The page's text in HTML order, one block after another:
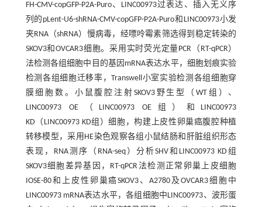
FH-CMV-copGFP-P2A-Puro、LINC00973过表达、插入无义序
列的pLent-U6-shRNA-CMV-copGFP-P2A-Puro和LINC00973小发
夹RNA（shRNA）慢病毒，经嘌呤霉素筛选得到稳定转染的
SKOV3和OVCAR3细胞。采用实时荧光定量PCR（RT-qPCR）
法检测各组细胞中目的基因mRNA表达水平，细胞划痕实验
检测各组细胞迁移率，Transwell小室实验检测各组细胞穿
膜细胞数。小鼠腹腔注射SKOV3野生型（WT组）、
LINC00973 OE（LINC00973 OE组）和LINC00973
KD（LINC00973 KD组）细胞，构建上皮性卵巢癌腹腔种植
转移模型，采用HE染色观察各组小鼠结肠和肝脏组织形态
表现，RNA测序（RNA-seq）分析SHV和LINC00973 KD组
SKOV3细胞差异基因，RT-qPCR法检测正常卵巢上皮细胞
IOSE-80和上皮性卵巢癌SKOV3、A2780及OVCAR3细胞中
LINC00973 mRNA表达水平，各组细胞中LINC00973、波形蛋